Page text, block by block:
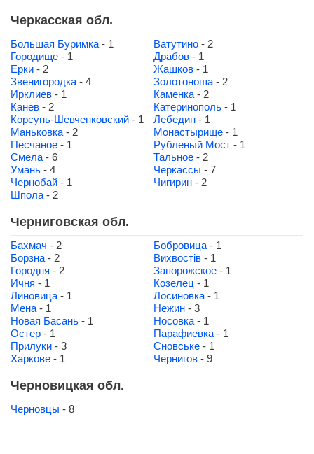
Черкасская обл.
Большая Буримка - 1 Ватутино - 2
Городище - 1 Драбов - 1
Ерки - 2 Жашков - 1
Звенигородка - 4 Золотоноша - 2
Ирклиев - 1 Каменка - 2
Канев - 2 Катеринополь - 1
Корсунь-Шевченковский - 1 Лебедин - 1
Маньковка - 2 Монастырище - 1
Песчаное - 1 Рубленый Мост - 1
Смела - 6 Тальное - 2
Умань - 4 Черкассы - 7
Чернобай - 1 Чигирин - 2
Шпола - 2
Черниговская обл.
Бахмач - 2 Бобровица - 1
Борзна - 2 Вихвостів - 1
Городня - 2 Запорожское - 1
Ичня - 1 Козелец - 1
Линовица - 1 Лосиновка - 1
Мена - 1 Нежин - 3
Новая Басань - 1 Носовка - 1
Остер - 1 Парафиевка - 1
Прилуки - 3 Сновське - 1
Харкове - 1 Чернигов - 9
Черновицкая обл.
Черновцы - 8